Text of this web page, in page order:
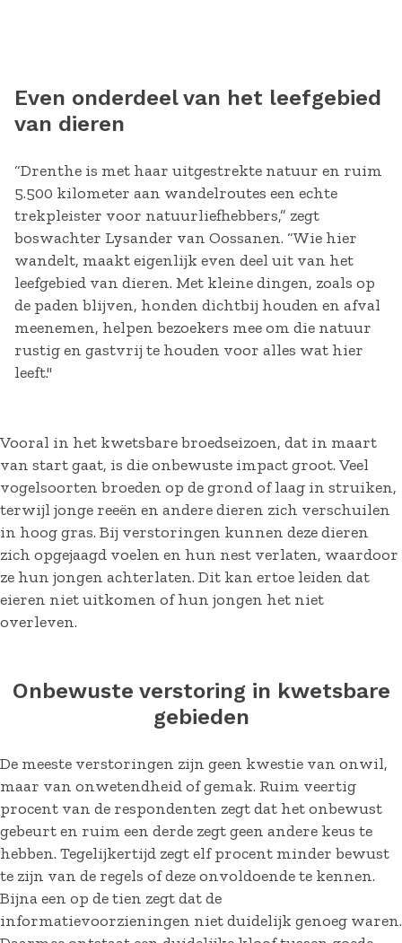
Even onderdeel van het leefgebied
van dieren
“Drenthe is met haar uitgestrekte natuur en ruim
5.500 kilometer aan wandelroutes een echte
trekpleister voor natuurliefhebbers,” zegt
boswachter Lysander van Oossanen. “Wie hier
wandelt, maakt eigenlijk even deel uit van het
leefgebied van dieren. Met kleine dingen, zoals op
de paden blijven, honden dichtbij houden en afval
meenemen, helpen bezoekers mee om die natuur
rustig en gastvrij te houden voor alles wat hier
leeft."
Vooral in het kwetsbare broedseizoen, dat in maart
van start gaat, is die onbewuste impact groot. Veel
vogelsoorten broeden op de grond of laag in struiken,
terwijl jonge reeën en andere dieren zich verschuilen
in hoog gras. Bij verstoringen kunnen deze dieren
zich opgejaagd voelen en hun nest verlaten, waardoor
ze hun jongen achterlaten. Dit kan ertoe leiden dat
eieren niet uitkomen of hun jongen het niet
overleven.
Onbewuste verstoring in kwetsbare
gebieden
De meeste verstoringen zijn geen kwestie van onwil,
maar van onwetendheid of gemak. Ruim veertig
procent van de respondenten zegt dat het onbewust
gebeurt en ruim een derde zegt geen andere keus te
hebben. Tegelijkertijd zegt elf procent minder bewust
te zijn van de regels of deze onvoldoende te kennen.
Bijna een op de tien zegt dat de
informatievoorzieningen niet duidelijk genoeg waren.